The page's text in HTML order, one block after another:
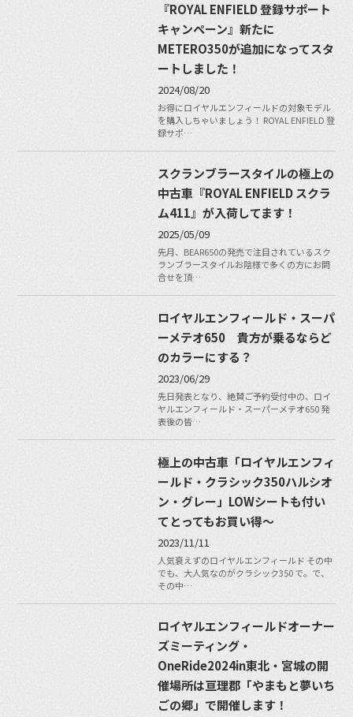
『ROYAL ENFIELD 登録サポート
キャンペーン』新たに
METERO350が追加になってスタ
ートしました！
2024/08/20
お得にロイヤルエンフィールドの対象モデル
を購入しちゃいましょう！ ROYAL ENFIELD 登
録サポ…
スクランブラースタイルの極上の
中古車『ROYAL ENFIELD スクラ
ム411』が入荷してます！
2025/05/09
先月、BEAR650の発売で注目されているスク
ランブラースタイルお陰様で多くの方にお問
合せを頂…
ロイヤルエンフィールド・スーパ
ーメテオ650 貴方が乗るならど
のカラーにする？
2023/06/29
先日発表となり、絶賛ご予約受付中の、ロイ
ヤルエンフィールド・スーパーメテオ650 発
表後の皆…
極上の中古車「ロイヤルエンフィ
ールド・クラシック350ハルシオ
ン・グレー」LOWシートも付い
てとってもお買い得〜
2023/11/11
人気衰えずのロイヤルエンフィールド その中
でも、大人気なのがクラシック350 で。で、
その中…
ロイヤルエンフィールドオーナー
ズミーティング・
OneRide2024in東北・宮城の開
催場所は亘理郡「やまもと夢いち
ごの郷」で開催します！